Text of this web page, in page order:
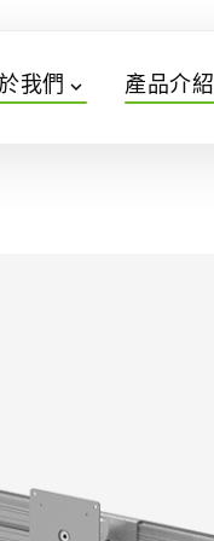
我們 expand_more 產品介紹